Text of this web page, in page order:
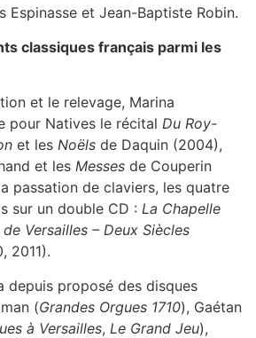
Espinasse et Jean-Baptiste Robin.
classiques français parmi les
et le relevage, Marina
pour Natives le récital Du Roy-
et les Noëls de Daquin (2004),
et les Messes de Couperin
passation de claviers, les quatre
sur un double CD : La Chapelle
Versailles – Deux Siècles
2011).
depuis proposé des disques
(Grandes Orgues 1710), Gaétan
à Versailles, Le Grand Jeu),